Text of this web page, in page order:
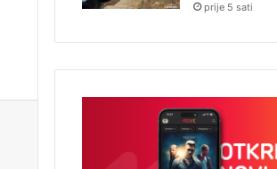
prije 5 sati